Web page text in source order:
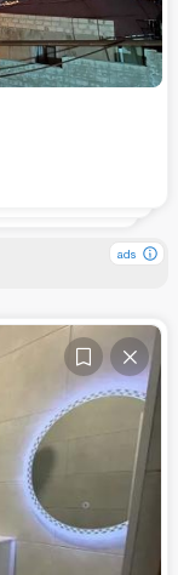
ads
ads
ads